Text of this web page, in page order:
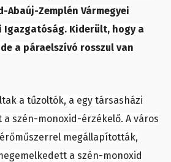
Zemplén Vármegyei
Kiderült, hogy a
a páraelszívó rosszul van
a tűzoltók, a egy társasházi
a szén-monoxid-érzékelő. A város
megállapították,
a szén-monoxid